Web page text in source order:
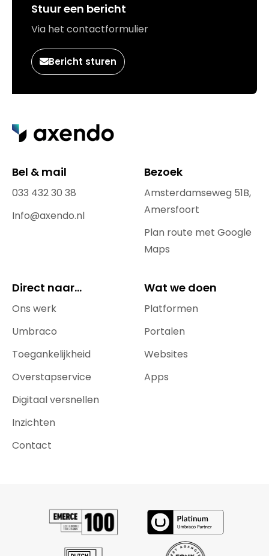
Stuur een bericht
Via het contactformulier
Bericht sturen
Bel & mail
033 432 30 38
Info@axendo.nl
Bezoek
Amsterdamseweg 51B,
Amersfoort
Plan route met Google
Maps
Direct naar...
Ons werk
Umbraco
Toegankelijkheid
Overstapservice
Digitaal versnellen
Inzichten
Contact
Wat we doen
Platformen
Portalen
Websites
Apps